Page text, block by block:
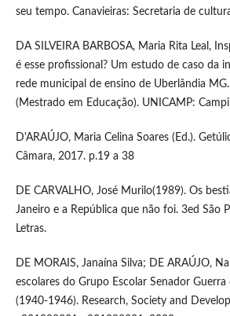
seu tempo. Canavieiras: Secretaria de
DA SILVEIRA BARBOSA, Maria Rita Leal,
é esse profissional? Um estudo de caso da
rede municipal de ensino de Uberlândia
(Mestrado em Educação). UNICAMP:
D'ARAÚJO, Maria Celina Soares (Ed.).
Câmara, 2017. p.19 a 38
DE CARVALHO, José Murilo(1989). Os
Janeiro e a República que não foi. 3ed São
Letras.
DE MORAIS, Janaína Silva; DE ARAÚJO,
escolares do Grupo Escolar Senador Guerra
(1940-1946). Research, Society and